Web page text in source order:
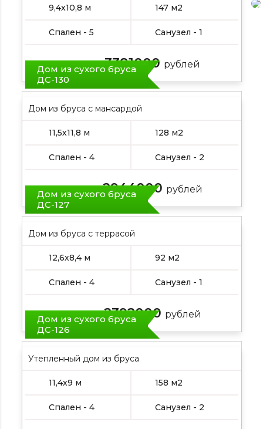
9,4х10,8 м 147 м2
Спален - 5 Санузел - 1
Цена от: 3381000 рублей
Дом из сухого бруса
ДС-130
Дом из бруса с мансардой
11,5х11,8 м 128 м2
Спален - 4 Санузел - 2
Цена от: 2944000 рублей
Дом из сухого бруса
ДС-127
Дом из бруса с террасой
12,6х8,4 м 92 м2
Спален - 4 Санузел - 1
Цена от: 2392000 рублей
Дом из сухого бруса
ДС-126
Утепленный дом из бруса
11,4х9 м 158 м2
Спален - 4 Санузел - 2